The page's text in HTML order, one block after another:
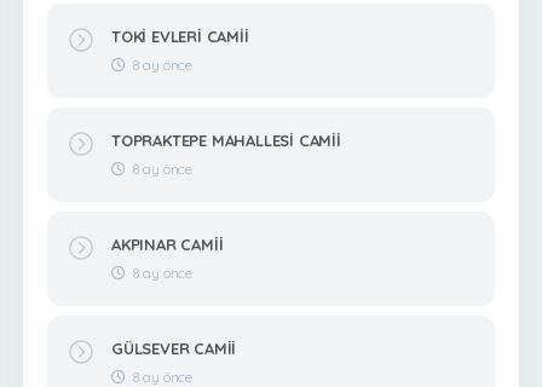
TOKİ EVLERİ CAMİİ
8 ay önce
TOPRAKTEPE MAHALLESİ CAMİİ
8 ay önce
AKPINAR CAMİİ
8 ay önce
GÜLSEVER CAMİİ
8 ay önce